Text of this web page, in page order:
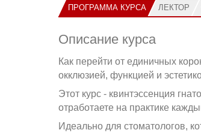
ПРОГРАММА КУРСА ЛЕКТОР
Описание курса
Как перейти от единичных
окклюзией, функцией и
Этот курс - квинтэссенция
отработаете на практике
Идеально для стоматологов,